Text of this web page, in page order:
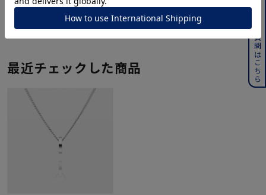
最近チェックした商品 よくある質問はこちら